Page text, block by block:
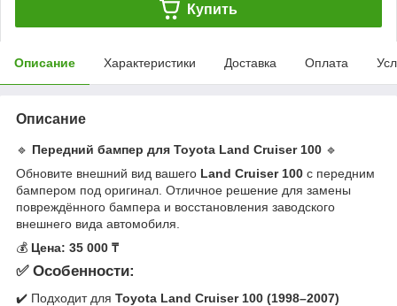
Купить
Описание Характеристики Доставка Оплата
Описание
🔹 Передний бампер для Toyota Land Cruiser 100 🔹
Обновите внешний вид вашего Land Cruiser 100 с передним
бампером под оригинал. Отличное решение для замены
повреждённого бампера и восстановления заводского
внешнего вида автомобиля.
💰 Цена: 35 000 ₸
✅ Особенности:
✔️ Подходит для Toyota Land Cruiser 100 (1998–2007)